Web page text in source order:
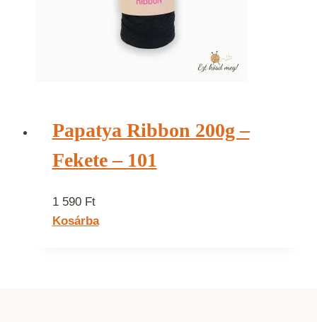
Papatya Ribbon 200g –
Fekete – 101
1 590 Ft
Kosárba